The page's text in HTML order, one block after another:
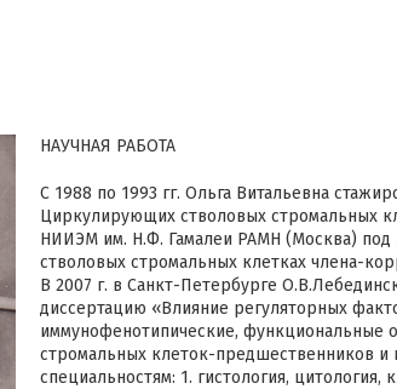
НАУЧНАЯ РАБОТА
С 1988 по 1993 гг. Ольга Витальевна
Циркулирующих стволовых стромальных
НИИЭМ им. Н.Ф. Гамалеи РАМН (Москва) под
стволовых стромальных клетках члена-
В 2007 г. в Санкт-Петербурге
диссертацию «Влияние регуляторных
иммунофенотипические, функциональные
стромальных клеток-предшественников
специальностям: 1. гистология, цитология,